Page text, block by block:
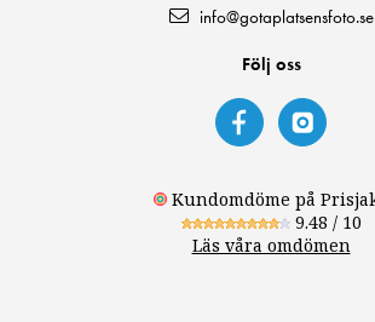
info@gotaplatsensfoto.se
Följ oss